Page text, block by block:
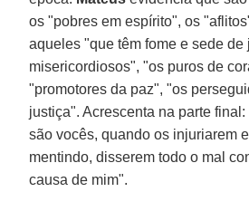
os "pobres em espírito", os
aqueles "que têm fome e sede de
misericordiosos", "os puros de
"promotores da paz", "os
justiça". Acrescenta na parte
são vocês, quando os injuriarem
mentindo, disserem todo o mal
causa de mim".